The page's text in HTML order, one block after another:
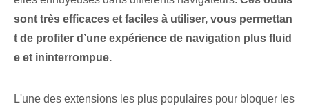
sont très efficaces et faciles à utiliser, vous permettan
t de profiter d’une expérience de navigation plus fluid
e et ininterrompue.
L'une des extensions les plus populaires pour bloquer les